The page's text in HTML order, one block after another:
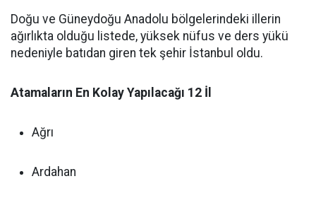
Doğu ve Güneydoğu Anadolu bölgelerindeki illerin
ağırlıkta olduğu listede, yüksek nüfus ve ders yükü
nedeniyle batıdan giren tek şehir İstanbul oldu.
Atamaların En Kolay Yapılacağı 12 İl
Ağrı
Ardahan